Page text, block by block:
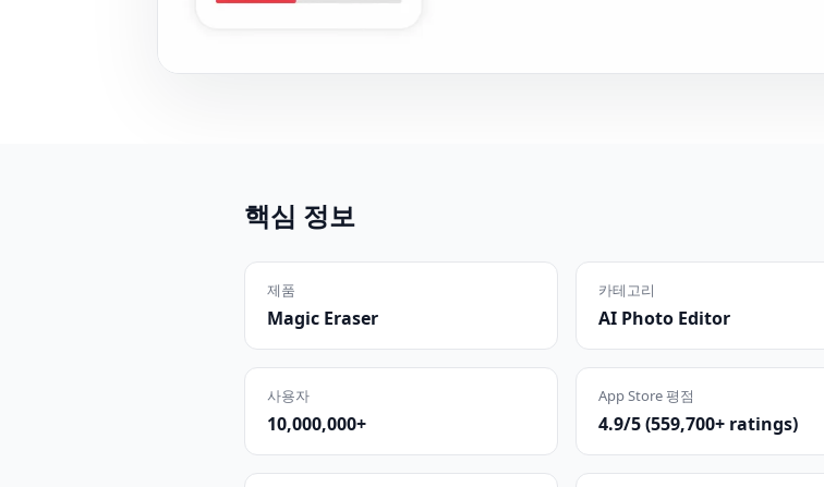
핵심 정보
제품
Magic Eraser
카테고리
AI Photo Editor
사용자
10,000,000+
App Store 평점
4.9/5 (559,700+ ratings)